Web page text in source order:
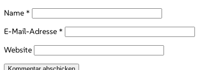
Name *
E-Mail-Adresse *
Website